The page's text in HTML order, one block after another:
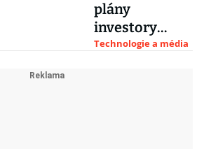
plány
investory
nenadchl,
Technologie a média